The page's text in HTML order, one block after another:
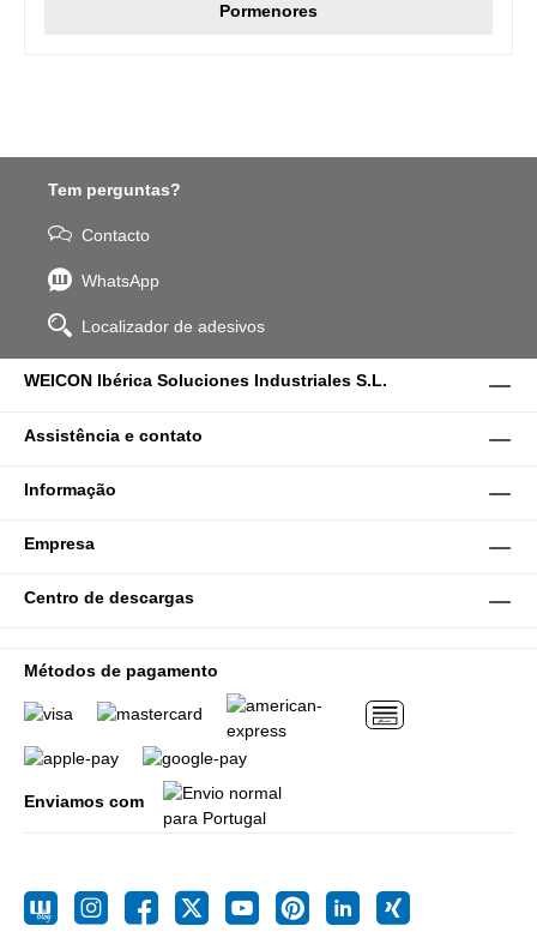
Pormenores
Tem perguntas?
Contacto
WhatsApp
Localizador de adesivos
WEICON Ibérica Soluciones Industriales S.L.
Assistência e contato
Informação
Empresa
Centro de descargas
Métodos de pagamento
Enviamos com